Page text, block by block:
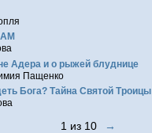
Адера и о рыжей блуднице
Пащенко
Бога? Тайна Святой Троицы
1 из 10 →